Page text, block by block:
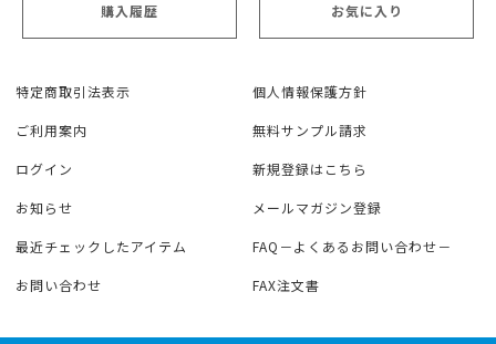
購入履歴 お気に入り
特定商取引法表示 個人情報保護方針
ご利用案内 無料サンプル請求
ログイン 新規登録はこちら
お知らせ メールマガジン登録
最近チェックしたアイテム FAQ－よくあるお問い合わせ－
お問い合わせ FAX注文書